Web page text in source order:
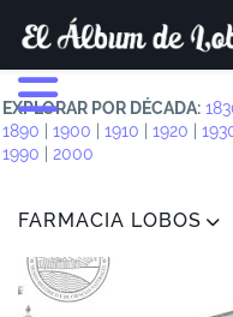
EXPLORAR POR DÉCADA:
1890
1900 1910 1920
1990
2000
FARMACIA LOBOS